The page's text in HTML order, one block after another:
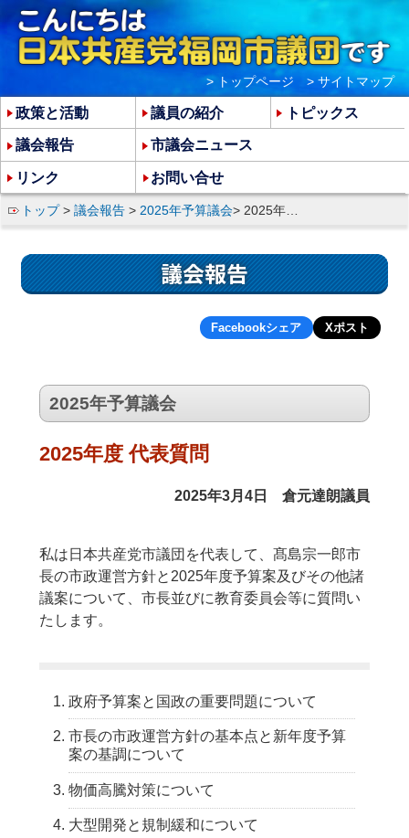
トップ> 議会報告 > 2025年予算議会> 2025年度 代表質問
議会報告
Facebookシェア Xポスト
2025年予算議会
2025年度 代表質問
2025年3月4日 倉元達朗議員
私は日本共産党市議団を代表して、髙島宗一郎市
長の市政運営方針と2025年度予算案及びその他諸
議案について、市長並びに教育委員会等に質問い
たします。
政府予算案と国政の重要問題について
市長の市政運営方針の基本点と新年度予算
案の基調について
物価高騰対策について
大型開発と規制緩和について
政策と活動 議員の紹介 トピックス
議会報告 市議会ニュース
リンク お問い合せ
> トップページ > サイトマップ